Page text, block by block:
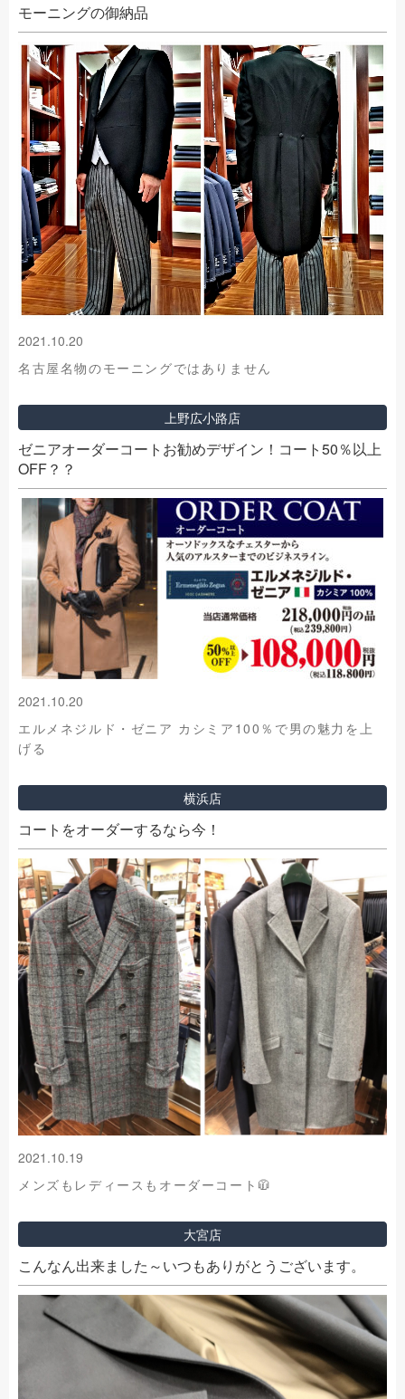
モーニングの御納品
2021.10.20
名古屋名物のモーニングではありません
上野広小路店
ゼニアオーダーコートお勧めデザイン！コート50％以上
OFF？？
2021.10.20
エルメネジルド・ゼニア カシミア100％で男の魅力を上
げる
横浜店
コートをオーダーするなら今！
2021.10.19
メンズもレディースもオーダーコート🧥
大宮店
こんなん出来ました～いつもありがとうございます。